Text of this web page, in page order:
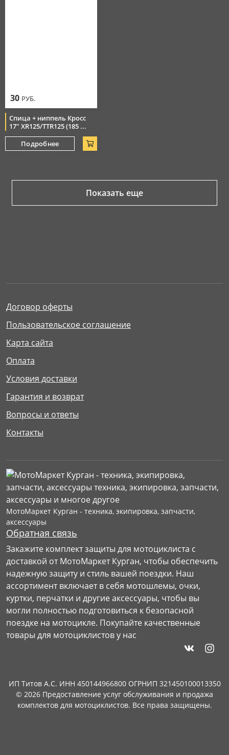
30 РУБ.
Спица + ниппель Кросс
17" XR125/TTR125 (185 ...
Подробнее
Показать еще
Договор оферты
Пользовательское соглашение
Карта сайта
Оплата
Условия доставки
Гарантия и возврат
Вопросы и ответы
Контакты
МотоМаркет Курган - техника, экипировка, запчасти,
аксессуары
Обратная связь
Закажите комплект защиты для мотоциклиста с
доставкой от МотоМаркет Курган, чтобы обеспечить
надежную защиту и стиль вашей поездки. Наш
ассортимент включает в себя мотошлемы, очки,
куртки, перчатки и другие аксессуары, чтобы вы
могли полностью подготовиться к безопасной
поездке на мотоцикле. Покупайте качественные
товары для мотоциклистов у нас
ИП Титов А.С. ИНН 450144966800 ОГРНИП 321450100013350
© 2026 Предоставление услуг обслуживания и продажа
комплектов для мотоциклистов. Все права защищены.